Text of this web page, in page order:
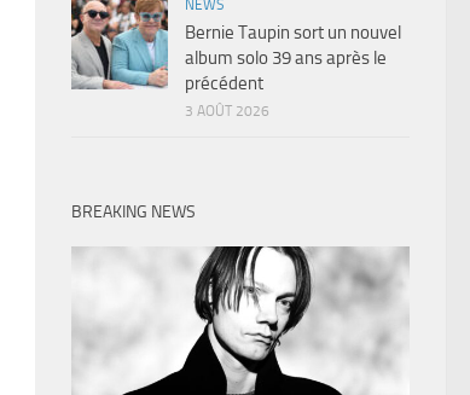
NEWS
Bernie Taupin sort un nouvel
album solo 39 ans après le
précédent
3 AOÛT 2026
BREAKING NEWS